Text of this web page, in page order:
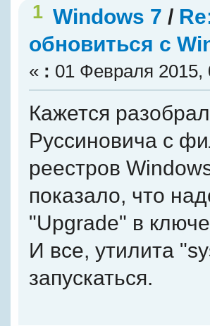
1 Windows 7 /
обновиться с
« : 01 Февраля 2015,
Кажется
Руссиновича с
реестров
показало, что
"Upgrade" в
И все, утилита
запускаться.